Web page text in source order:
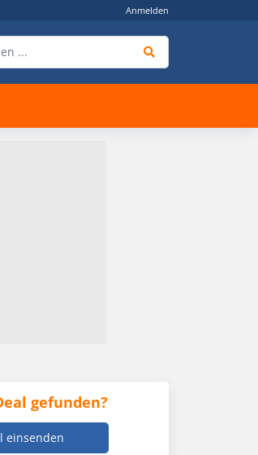
Anmelden
gefunden?
einsenden